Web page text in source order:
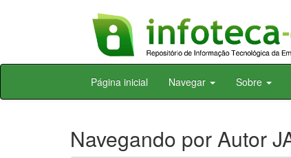
Skip
Página inicial Navegar Sobre
Navegando por Autor